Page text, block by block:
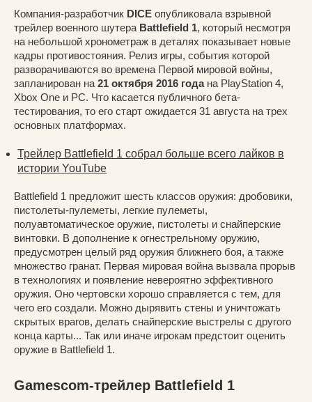
Компания-разработчик DICE опубликовала взрывной
трейлер военного шутера Battlefield 1, который несмотря
на небольшой хронометраж в деталях показывает новые
кадры противостояния. Релиз игры, события которой
разворачиваются во времена Первой мировой войны,
запланирован на 21 октября 2016 годана PlayStation 4,
Xbox One и PC. Что касается публичного бета-
тестирования, то его старт ожидается 31 августа на трех
основных платформах.
Трейлер Battlefield 1 собрал больше всего лайков в
истории YouTube
Battlefield 1 предложит шесть классов оружия: дробовики,
пистолеты-пулеметы, легкие пулеметы,
полуавтоматическое оружие, пистолеты и снайперские
винтовки. В дополнение к огнестрельному оружию,
предусмотрен целый ряд оружия ближнего боя, а также
множество гранат. Первая мировая война вызвала прорыв
в технологиях и появление невероятно эффективного
оружия. Оно чертовски хорошо справляется с тем, для
чего его создали. Можно дырявить стены и уничтожать
скрытых врагов, делать снайперские выстрелы с другого
конца карты... Так или иначе игрокам предстоит оценить
оружие в Battlefield 1.
Gamescom-трейлер Battlefield 1